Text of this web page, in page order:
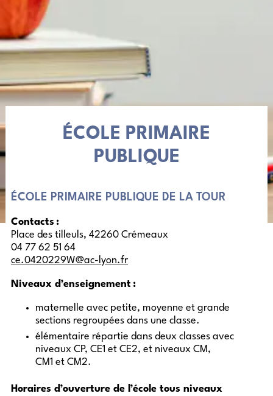
ÉCOLE PRIMAIRE
PUBLIQUE
ÉCOLE PRIMAIRE PUBLIQUE DE LA TOUR
Contacts :
Place des tilleuls, 42260 Crémeaux
04 77 62 51 64
ce.0420229W@ac-lyon.fr
Niveaux d’enseignement :
maternelle avec petite, moyenne et grande
sections regroupées dans une classe.
élémentaire répartie dans deux classes avec
niveaux CP, CE1 et CE2, et niveaux CM,
CM1 et CM2.
Horaires d’ouverture de l’école tous niveaux